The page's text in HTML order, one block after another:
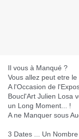
Il vous à Manqué ?
Vous allez peut etre le
A l'Occasion de
Boucl'Art Julien Losa
un Long Moment... !
A ne Manquer sous
3 Dates ... Un